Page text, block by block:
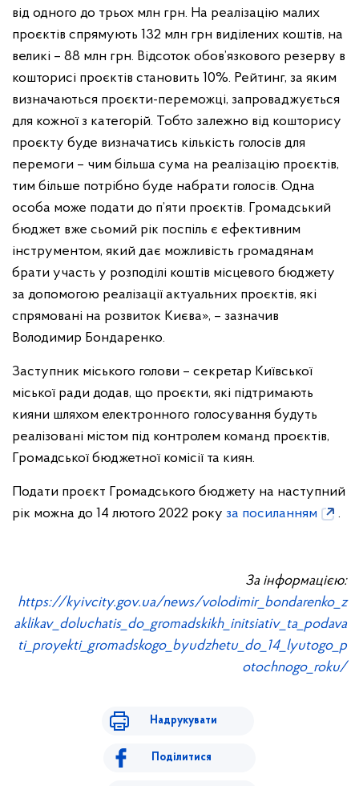
від одного до трьох млн грн. На реалізацію малих
проєктів спрямують 132 млн грн виділених коштів, на
великі – 88 млн грн. Відсоток обов’язкового резерву в
кошторисі проєктів становить 10%. Рейтинг, за яким
визначаються проєкти-переможці, запроваджується
для кожної з категорій. Тобто залежно від кошторису
проєкту буде визначатись кількість голосів для
перемоги – чим більша сума на реалізацію проєктів,
тим більше потрібно буде набрати голосів. Одна
особа може подати до п’яти проєктів. Громадський
бюджет вже сьомий рік поспіль є ефективним
інструментом, який дає можливість громадянам
брати участь у розподілі коштів місцевого бюджету
за допомогою реалізації актуальних проєктів, які
спрямовані на розвиток Києва», – зазначив
Володимир Бондаренко.
Заступник міського голови – секретар Київської
міської ради додав, що проєкти, які підтримають
кияни шляхом електронного голосування будуть
реалізовані містом під контролем команд проєктів,
Громадської бюджетної комісії та киян.
Подати проєкт Громадського бюджету на наступний
рік можна до 14 лютого 2022 року за посиланням .
За інформацією:
https://kyivcity.gov.ua/news/volodimir_bondarenko_z
aklikav_doluchatis_do_gromadskikh_initsiativ_ta_podava
ti_proyekti_gromadskogo_byudzhetu_do_14_lyutogo_p
otochnogo_roku/
Надрукувати
Поділитися